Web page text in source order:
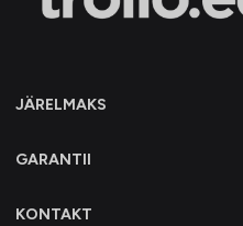
JÄRELMAKS
GARANTII
KONTAKT